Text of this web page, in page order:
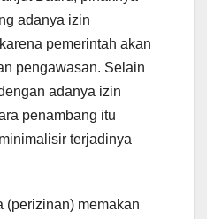
adanya izin
pemerintah akan
pengawasan. Selain
adanya izin
penambang itu
terjadinya
(perizinan) memakan